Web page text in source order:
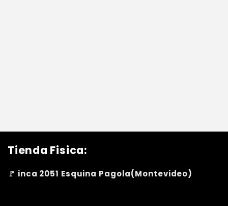
Tienda Fisica:
🚩 inca 2051 Esquina Pagola(Montevideo)